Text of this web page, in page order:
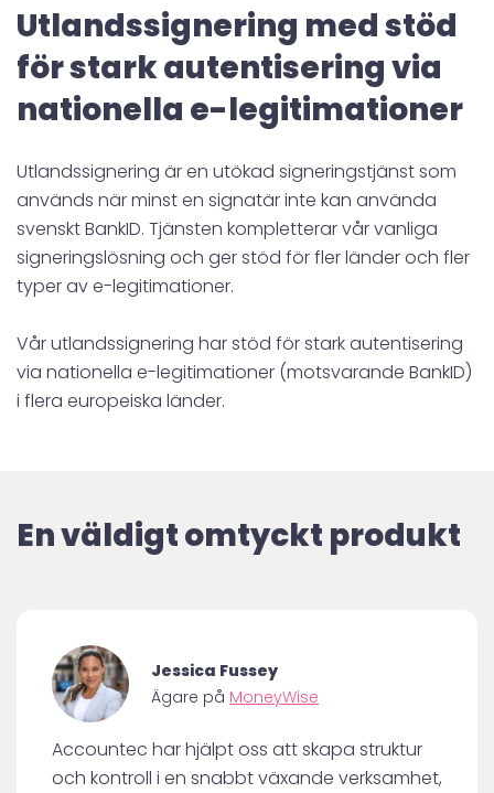
Utlandssignering med stöd
för stark autentisering via
nationella e-legitimationer
Utlandssignering är en utökad signeringstjänst som
används när minst en signatär inte kan använda
svenskt BankID. Tjänsten kompletterar vår vanliga
signeringslösning och ger stöd för fler länder och fler
typer av e-legitimationer.
Vår utlandssignering har stöd för stark autentisering
via nationella e-legitimationer (motsvarande BankID)
i flera europeiska länder.
En väldigt omtyckt produkt
Jessica Fussey
Ägare på MoneyWise
Accountec har hjälpt oss att skapa struktur
och kontroll i en snabbt växande verksamhet,